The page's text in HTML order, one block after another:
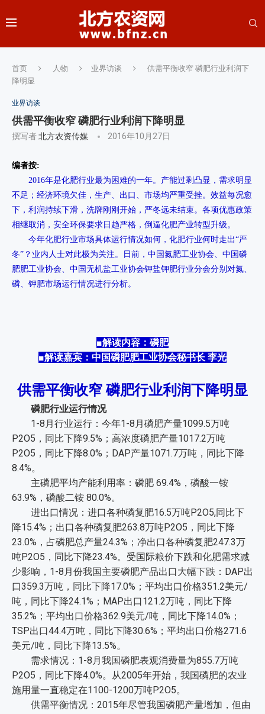
首页 人物 业界访谈
供需平衡收窄 磷肥行业利润下
降明显
业界访谈
供需平衡收窄 磷肥行业利润下降明显
撰写者北方农资传媒 2016年10月27日
编者按:
2016年是化肥行业最为困难的一年。产能过剩凸显，需求明显
不足；经济环境欠佳，生产、出口、市场均严重受挫。效益每况愈
下，利润持续下滑，洗牌刚刚开始，严冬远未结束。各项优惠政策
相继取消，安全环保要求日趋严格，倒逼化肥产业转型升级。
今年化肥行业市场具体运行情况如何，化肥行业何时走出“严
冬”？业内人士对此极为关注。日前，中国氮肥工业协会、中国磷
肥肥工业协会、中国无机盐工业协会钾盐钾肥行业分会分别对氮、
磷、钾肥市场运行情况进行分析。
■解读内容：磷肥
■解读嘉宾：中国磷肥肥工业协会秘书长 李光
供需平衡收窄 磷肥行业利润下降明显
磷肥行业运行情况
1-8月行业运行：今年1-8月磷肥产量1099.5万吨
P2O5，同比下降9.5%；高浓度磷肥产量1017.2万吨
P2O5，同比下降8.0%；DAP产量1071.7万吨，同比下降
8.4%。
主磷肥平均产能利用率：磷肥 69.4%，磷酸一铵
63.9%，磷酸二铵 80.0%。
进出口情况：进口各种磷复肥16.5万吨P2O5,同比下
降15.4%；出口各种磷复肥263.8万吨P2O5，同比下降
23.0%，占磷肥总产量24.3%；净出口各种磷复肥247.3万
吨P2O5，同比下降23.4%。受国际粮价下跌和化肥需求减
少影响，1-8月份我国主要磷肥产品出口大幅下跌：DAP出
口359.3万吨，同比下降17.0%；平均出口价格351.2美元/
吨，同比下降24.1%；MAP出口121.2万吨，同比下降
35.2%；平均出口价格362.9美元/吨，同比下降14.0%；
TSP出口44.4万吨，同比下降30.6%；平均出口价格271.6
美元/吨，同比下降13.5%。
需求情况：1-8月我国磷肥表观消费量为855.7万吨
P2O5，同比下降4.0%。从2005年开始，我国磷肥的农业
施用量一直稳定在1100-1200万吨P2O5。
供需平衡情况：2015年尽管我国磷肥产量增加，但由